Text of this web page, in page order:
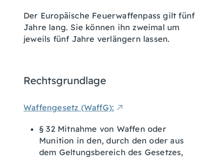
Der Europäische Feuerwaffenpass gilt fünf
Jahre lang. Sie können ihn zweimal um
jeweils fünf Jahre verlängern lassen.
Rechtsgrundlage
Waffengesetz (WaffG):
§ 32 Mitnahme von Waffen oder
Munition in den, durch den oder aus
dem Geltungsbereich des Gesetzes,